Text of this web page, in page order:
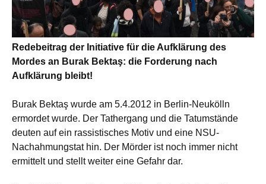
Redebeitrag der Initiative für die Aufklärung des
Mordes an Burak Bektaş: die Forderung nach
Aufklärung bleibt!
Burak Bektaş wurde am 5.4.2012 in Berlin-Neukölln
ermordet wurde. Der Tathergang und die Tatumstände
deuten auf ein rassistisches Motiv und eine NSU-
Nachahmungstat hin. Der Mörder ist noch immer nicht
ermittelt und stellt weiter eine Gefahr dar.